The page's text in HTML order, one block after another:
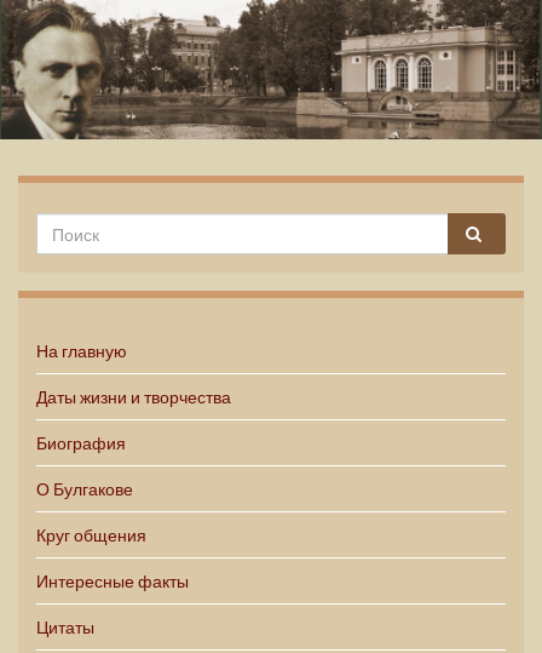
На главную
Даты жизни и творчества
Биография
О Булгакове
Круг общения
Интересные факты
Цитаты